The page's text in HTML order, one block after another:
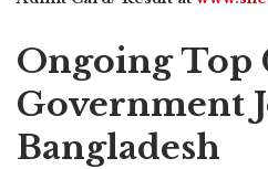
Ongoing Top
Government
Bangladesh